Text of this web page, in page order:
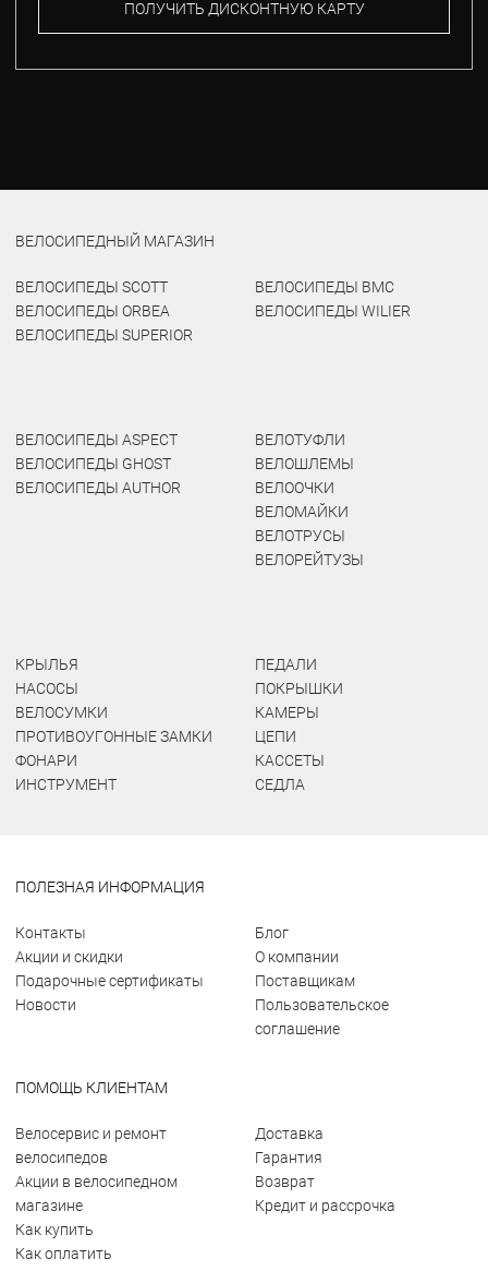
ПОЛУЧИТЬ ДИСКОНТНУЮ КАРТУ
ВЕЛОСИПЕДНЫЙ МАГАЗИН
ВЕЛОСИПЕДЫ SCOTT
ВЕЛОСИПЕДЫ ORBEA
ВЕЛОСИПЕДЫ SUPERIOR
ВЕЛОСИПЕДЫ BMC
ВЕЛОСИПЕДЫ WILIER
ВЕЛОСИПЕДЫ ASPECT
ВЕЛОСИПЕДЫ GHOST
ВЕЛОСИПЕДЫ AUTHOR
ВЕЛОТУФЛИ
ВЕЛОШЛЕМЫ
ВЕЛООЧКИ
ВЕЛОМАЙКИ
ВЕЛОТРУСЫ
ВЕЛОРЕЙТУЗЫ
КРЫЛЬЯ
НАСОСЫ
ВЕЛОСУМКИ
ПРОТИВОУГОННЫЕ ЗАМКИ
ФОНАРИ
ИНСТРУМЕНТ
ПЕДАЛИ
ПОКРЫШКИ
КАМЕРЫ
ЦЕПИ
КАССЕТЫ
СЕДЛА
ПОЛЕЗНАЯ ИНФОРМАЦИЯ
Контакты
Акции и скидки
Подарочные сертификаты
Новости
Блог
О компании
Поставщикам
Пользовательское
соглашение
ПОМОЩЬ КЛИЕНТАМ
Велосервис и ремонт
велосипедов
Акции в велосипедном
магазине
Как купить
Как оплатить
Доставка
Гарантия
Возврат
Кредит и рассрочка